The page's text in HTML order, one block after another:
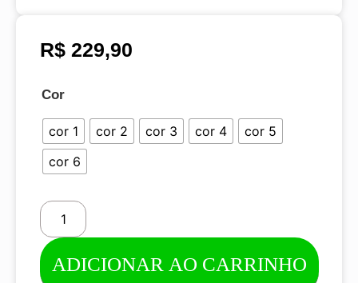
R$ 229,90
Cor
cor 1 cor 2 cor 3 cor 4
cor 5
cor 6
ADICIONAR AO CARRINHO